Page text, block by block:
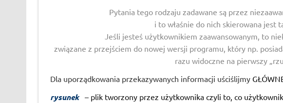
Pytania tego rodzaju zadawane są przez
i to właśnie do nich skierowana jest
Jeśli jesteś użytkownikiem zaawansowanym, to
związane z przejściem do nowej wersji programu, który np.
razu widoczne na pierwszy
Dla uporządkowania przekazywanych informacji uściślijmy
rysunek– plik tworzony przez użytkownika czyli to, co